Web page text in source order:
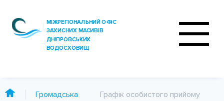
Громадська
Графік особистого прийому